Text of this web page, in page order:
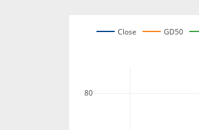
80
Close GD50